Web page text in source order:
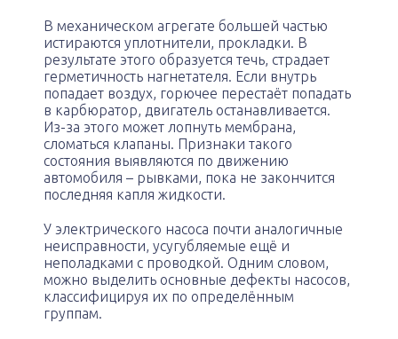
В механическом агрегате большей частью
истираются уплотнители, прокладки. В
результате этого образуется течь, страдает
герметичность нагнетателя. Если внутрь
попадает воздух, горючее перестаёт попадать
в карбюратор, двигатель останавливается.
Из-за этого может лопнуть мембрана,
сломаться клапаны. Признаки такого
состояния выявляются по движению
автомобиля – рывками, пока не закончится
последняя капля жидкости.
У электрического насоса почти аналогичные
неисправности, усугубляемые ещё и
неполадками с проводкой. Одним словом,
можно выделить основные дефекты насосов,
классифицируя их по определённым
группам.